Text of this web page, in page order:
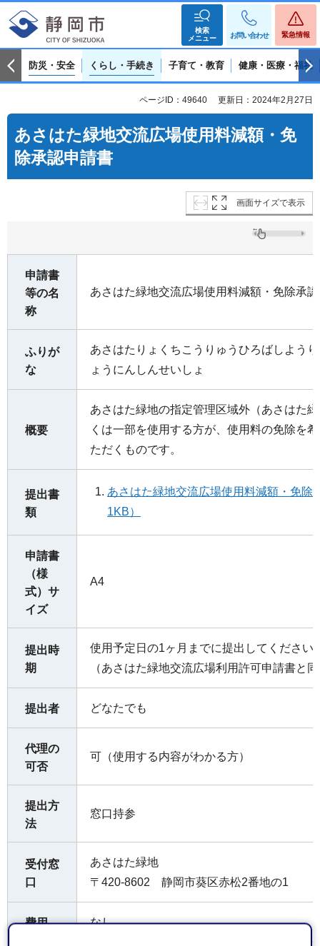
検索
メニュー
お問い合わせ 緊急情報
防災・安全 くらし・手続き 子育て・教育 健康・医療・福祉
ページID：49640 更新日：2024年2月27日
あさはた緑地交流広場使用料減額・免
除承認申請書
画面サイズで表示
申請書
等の名
称
あさはた緑地交流広場使用料減額・免除承
ふりが
な
あさはたりょくちこうりゅうひろばしよう
ょうにんしんせいしょ
概要
あさはた緑地の指定管理区域外（あさはた
くは一部を使用する方が、使用料の免除を
ただくものです。
提出書
類
あさはた緑地交流広場使用料減額・免除
1KB）
申請書
（様
式）サ
イズ
A4
提出時
期
使用予定日の1ヶ月までに提出してください
（あさはた緑地交流広場利用許可申請書と
提出者 どなたでも
代理の
可否
可（使用する内容がわかる方）
提出方
法
窓口持参
受付窓
口
あさはた緑地
〒420-8602 静岡市葵区赤松2番地の1
費用 なし